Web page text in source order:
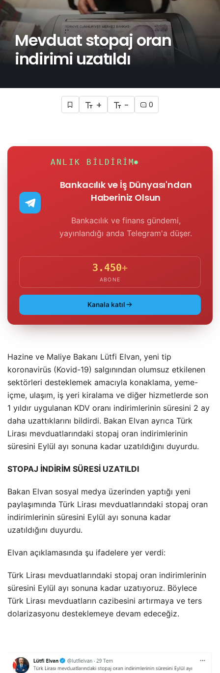
Mevduat stopaj oran
indirimi uzatıldı
+ - 0
ANLIK BILDIRIM
Bankacılık ve İş Dünyası'ndan
Haberiniz Olsun
Bankacılık ve finans gündemi,
yayınlandığı anda Telegram'a düşer.
3.450+
ABONE
Kanala katıl
Hazine ve Maliye Bakanı Lütfi Elvan, yeni tip
koronavirüs (Kovid-19) salgınından olumsuz etkilenen
sektörleri desteklemek amacıyla konaklama, yeme-
içme, ulaşım, iş yeri kiralama ve diğer hizmetlerde son
1 yıldır uygulanan KDV oranı indirimlerinin süresini 2 ay
daha uzattıklarını bildirdi. Bakan Elvan ayrıca Türk
Lirası mevduatlarındaki stopaj oran indirimlerinin
süresini Eylül ayı sonuna kadar uzatıldığını duyurdu.
STOPAJ İNDİRİM SÜRESİ UZATILDI
Bakan Elvan sosyal medya üzerinden yaptığı yeni
paylaşımında Türk Lirası mevduatlarındaki stopaj oran
indirimlerinin süresini Eylül ayı sonuna kadar
uzatıldığını duyurdu.
Elvan açıklamasında şu ifadelere yer verdi:
Türk Lirası mevduatlarındaki stopaj oran indirimlerinin
süresini Eylül ayı sonuna kadar uzatıyoruz. Böylece
Türk Lirası mevduatların cazibesini artırmaya ve ters
dolarizasyonu desteklemeye devam edeceğiz.